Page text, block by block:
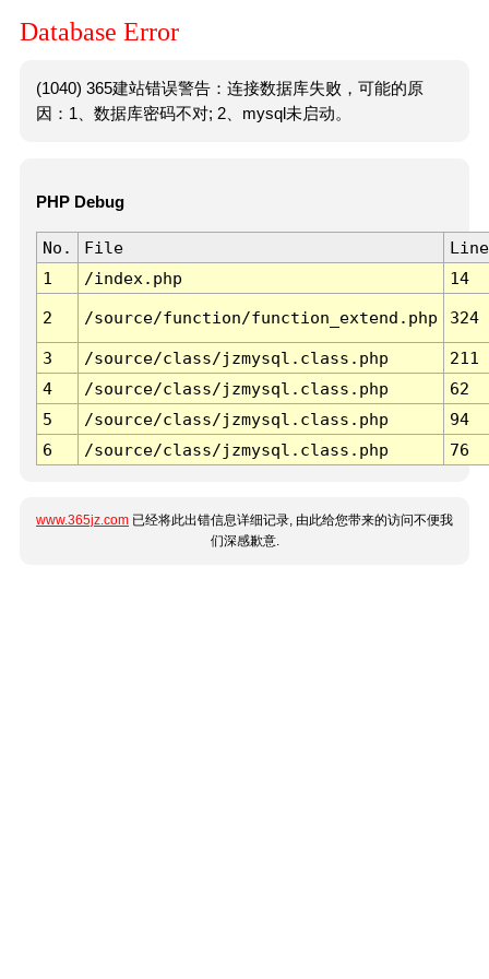
Database Error
(1040) 365建站错误警告：连接数据库失败，可能的原
因：1、数据库密码不对; 2、mysql未启动。
PHP Debug
No. File
Line
1
/index.php 14
2 /source/function/function_extend.php 324
3 /source/class/jzmysql.class.php
211
4
/source/class/jzmysql.class.php
62
5
/source/class/jzmysql.class.php
94
6
/source/class/jzmysql.class.php 76
www.365jz.com 已经将此出错信息详细记录, 由此给您带来的访问不便我
们深感歉意.